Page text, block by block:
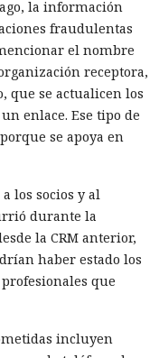
módulo publicitario
nueva versión en
moderación puede
realmente se
de Pac-Man.
tienda, sino que lo
En su interior
que vende acceso a
distintos países.
como nodos
de acceso público
es posible
sitios
que bloquean
la información
fraudulentas
el nombre
receptora,
que se actualicen los
enlace. Ese tipo de
se apoya en
los socios y al
durante la
la CRM anterior,
haber estado los
que
incluyen